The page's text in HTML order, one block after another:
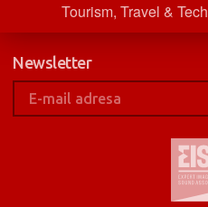
Tourism, Travel & Tech
Newsletter